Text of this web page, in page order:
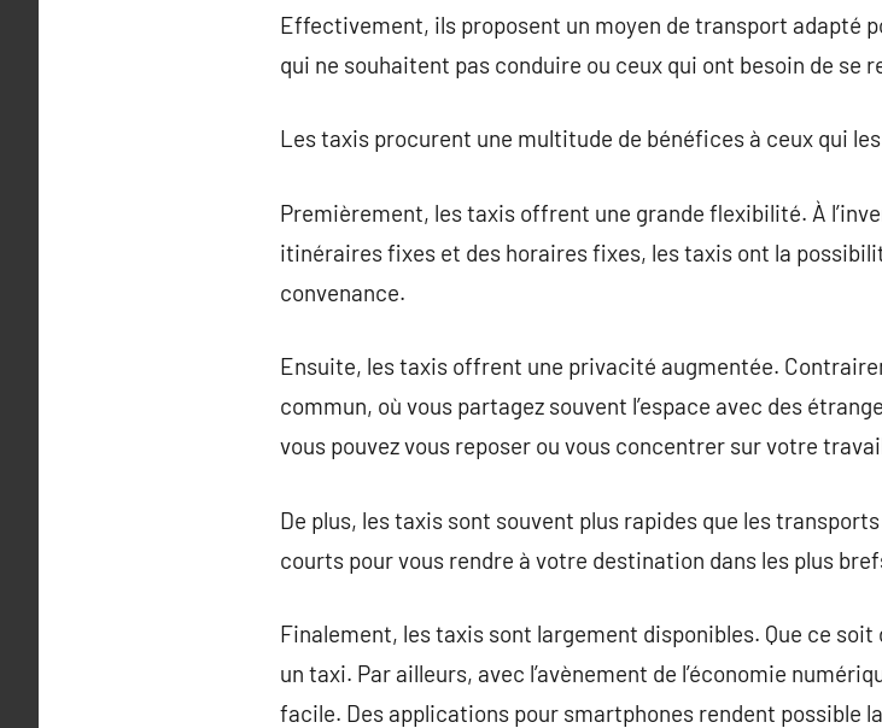
Effectivement, ils proposent un moyen de transport adapté
qui ne souhaitent pas conduire ou ceux qui ont besoin de se
Les taxis procurent une multitude de bénéfices à ceux qui
Premièrement, les taxis offrent une grande flexibilité. À
itinéraires fixes et des horaires fixes, les taxis ont la
convenance.
Ensuite, les taxis offrent une privacité augmentée.
commun, où vous partagez souvent l’espace avec des
vous pouvez vous reposer ou vous concentrer sur votre
De plus, les taxis sont souvent plus rapides que les
courts pour vous rendre à votre destination dans les plus
Finalement, les taxis sont largement disponibles. Que ce
un taxi. Par ailleurs, avec l’avènement de l’économie
facile. Des applications pour smartphones rendent possible